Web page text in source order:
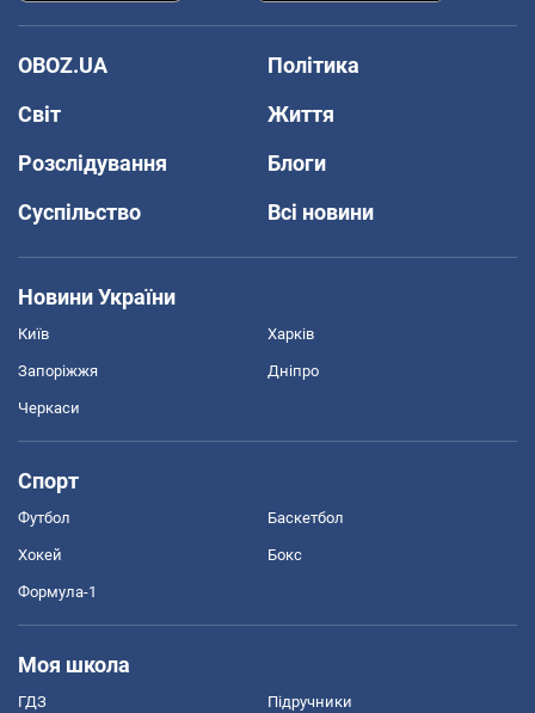
OBOZ.UA
Політика
Світ
Життя
Розслідування
Блоги
Суспільство
Всі новини
Новини України
Київ Харків
Запоріжжя Дніпро
Черкаси
Спорт
Футбол Баскетбол
Хокей Бокс
Формула-1
Моя школа
ГДЗ Підручники